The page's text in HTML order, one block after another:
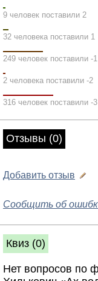
9 человек поставили 2
32 человека поставили 1
249 человек поставили -1
2 человека поставили -2
316 человек поставили -3
Отзывы (0)
Добавить отзыв
Сообщить об
Квиз (0)
Нет вопросов по